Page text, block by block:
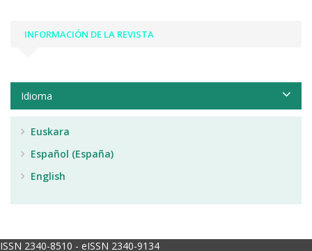
INFORMACIÓN DE LA REVISTA
Idioma
Euskara
Español (España)
English
ISSN 2340-8510 - eISSN 2340-9134